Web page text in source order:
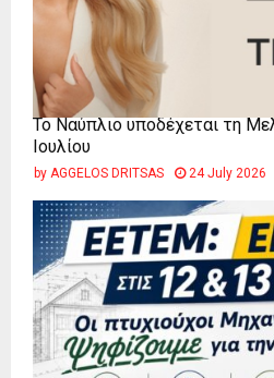
Το Ναύπλιο υποδέχεται τη
Ιουλίου
by AGGELOS DRITSAS 24 July 2026